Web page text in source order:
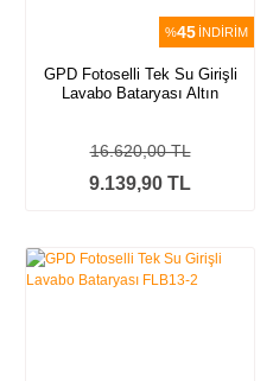
%45 İNDİRİM
GPD Fotoselli Tek Su Girişli
Lavabo Bataryası Altın
9.139,90 TL
16.620,00 TL